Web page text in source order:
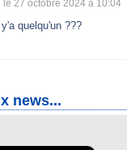
le 27 octobre 2024 à 10:04
quelqu'un ???
news...